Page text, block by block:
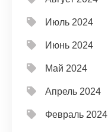
Июль 2024
Июнь 2024
Май 2024
Апрель 2024
Февраль 2024